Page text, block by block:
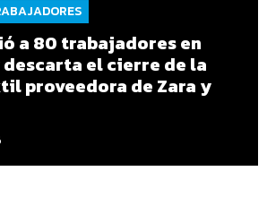
a 80 trabajadores en
el cierre de la
proveedora de Zara y